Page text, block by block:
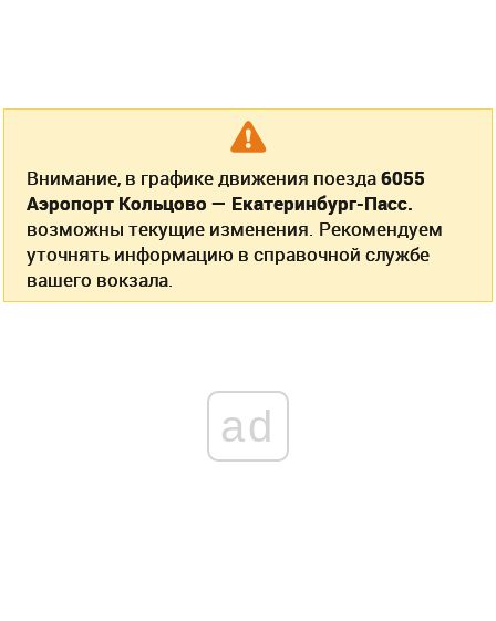
Внимание, в графике движения поезда6055
Аэропорт Кольцово — Екатеринбург-Пасс.
возможны текущие изменения. Рекомендуем
уточнять информацию в справочной службе
вашего вокзала.
ad